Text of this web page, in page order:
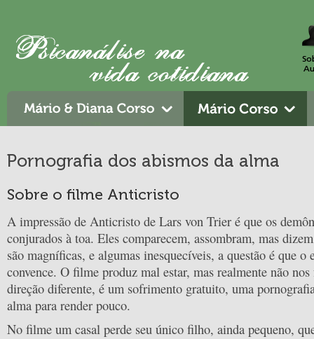
Pornografia dos abismos da alma
Sobre o filme Anticristo
A impressão de Anticristo de Lars von Trier é que os
conjurados à toa. Eles comparecem, assombram, mas
são magníficas, e algumas inesquecíveis, a questão é que o
convence. O filme produz mal estar, mas realmente não
direção diferente, é um sofrimento gratuito, uma
alma para render pouco.
No filme um casal perde seu único filho, ainda pequeno,